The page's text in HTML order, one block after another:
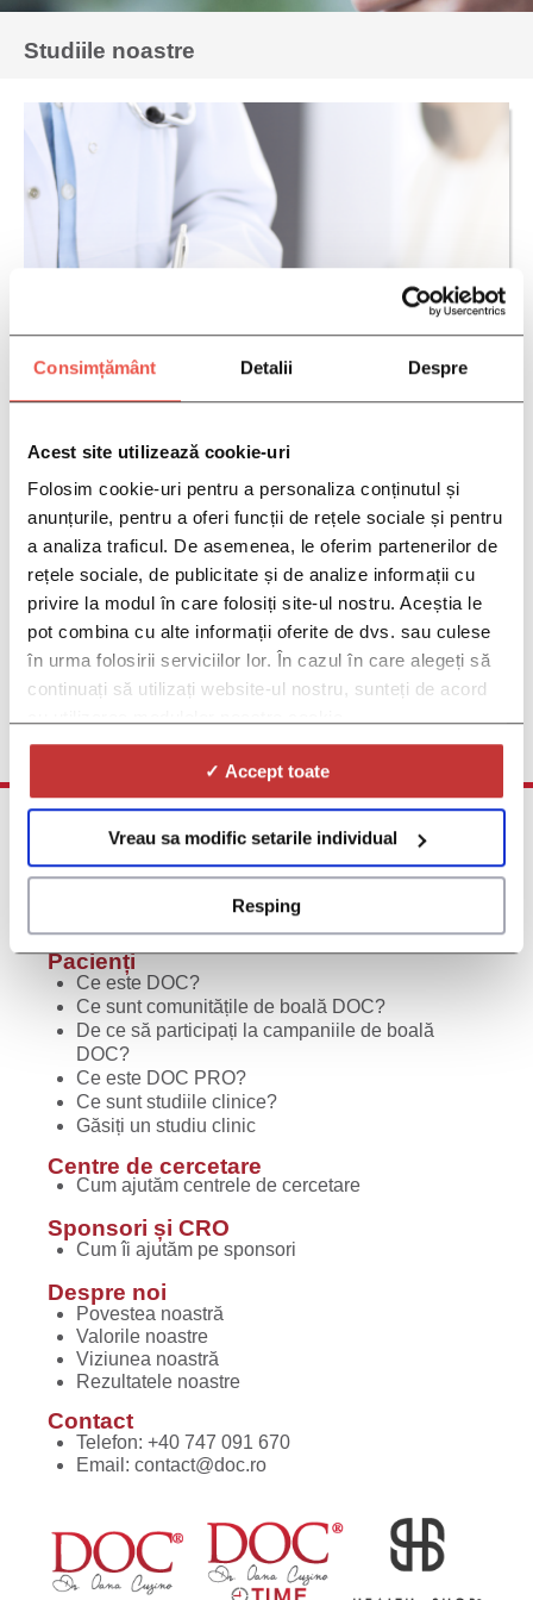
Consimțământ Detalii Despre
Acest site utilizează cookie-uri
Folosim cookie-uri pentru a personaliza conținutul și
anunțurile, pentru a oferi funcții de rețele sociale și pentru
a analiza traficul. De asemenea, le oferim partenerilor de
rețele sociale, de publicitate și de analize informații cu
privire la modul în care folosiți site-ul nostru. Aceștia le
pot combina cu alte informații oferite de dvs. sau culese
în urma folosirii serviciilor lor. În cazul în care alegeți să
continuați să utilizați website-ul nostru, sunteți de acord
✓ Accept toate
Vreau sa modific setarile individual
Resping
Studiile noastre
Studii viitoare despre Boala celiacă
Dacă suferiți de Boala celiacă și sunteți interesat(ă) de mai
multe informații despre viitoarele studii clinice privind Boala
celiacă, vă rugăm să completați acest formular și veți fi printre
primii care vor afla atunci când astfel de studii devin disponibile
Click aici pentru înscriere
Pacienți
Ce este DOC?
Ce sunt comunitățile de boală DOC?
De ce să participați la campaniile de boală
DOC?
Ce este DOC PRO?
Ce sunt studiile clinice?
Găsiți un studiu clinic
Centre de cercetare
Cum ajutăm centrele de cercetare
Sponsori și CRO
Cum îi ajutăm pe sponsori
Despre noi
Povestea noastră
Valorile noastre
Viziunea noastră
Rezultatele noastre
Contact
Telefon: +40 747 091 670
Email: contact@doc.ro